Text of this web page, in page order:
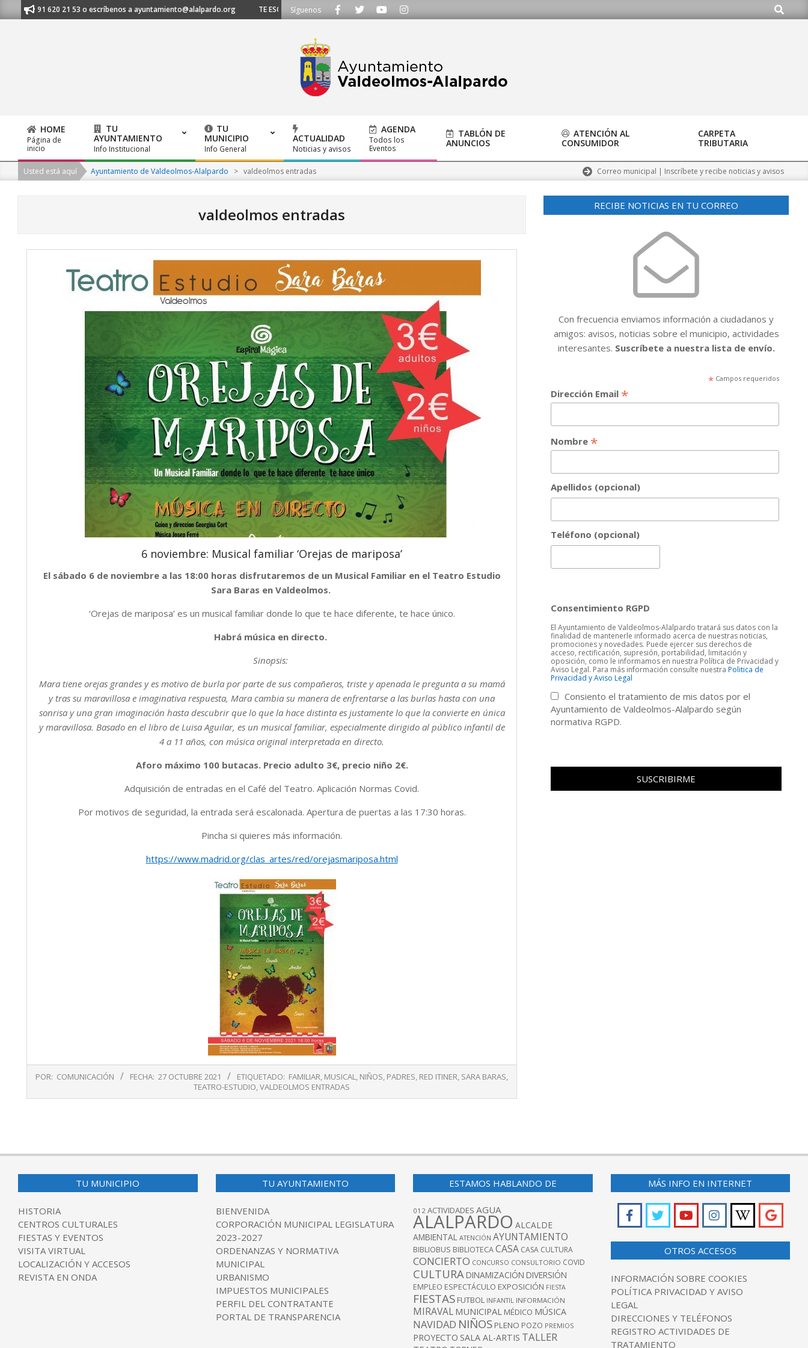
to
al 91 620 21 53 o escríbenos a ayuntamiento@alalpardo.org TE ESCUCHAMOS - Llámanos al 91 620 21 53 o escríbenos a ayuntamiento@alalpardo.org
Síguenos Buscar
Primary
Navigation
Menu
HOME
Página de
inicio
TU
AYUNTAMIENTO
Info Institucional
TU
MUNICIPIO
Info General
ACTUALIDAD
Noticias y avisos
AGENDA
Todos los
Eventos
TABLÓN DE
ANUNCIOS
ATENCIÓN AL
CONSUMIDOR
CARPETA
TRIBUTARIA
Usted está aquí Ayuntamiento de Valdeolmos-Alalpardo > valdeolmos entradas Correo municipal | Inscríbete y recibe noticias y avisos
valdeolmos entradas
6 noviembre: Musical familiar ‘Orejas de mariposa’
El sábado 6 de noviembre a las 18:00 horas disfrutaremos de un Musical Familiar en el Teatro Estudio
Sara Baras en Valdeolmos.
‘Orejas de mariposa’ es un musical familiar donde lo que te hace diferente, te hace único.
Habrá música en directo.
Sinopsis:
Mara tiene orejas grandes y es motivo de burla por parte de sus compañeros, triste y apenada le pregunta a su mamá
y tras su maravillosa e imaginativa respuesta, Mara cambia su manera de enfrentarse a las burlas hasta con una
sonrisa y una gran imaginación hasta descubrir que lo que la hace distinta es justamente lo que la convierte en única
y maravillosa. Basado en el libro de Luisa Aguilar, es un musical familiar, especialmente dirigido al público infantil de
4 a 11 años, con música original interpretada en directo.
Aforo máximo 100 butacas. Precio adulto 3€, precio niño 2€.
Adquisición de entradas en el Café del Teatro. Aplicación Normas Covid.
Por motivos de seguridad, la entrada será escalonada. Apertura de puertas a las 17:30 horas.
Pincha si quieres más información.
https://www.madrid.org/clas_artes/red/orejasmariposa.html
10-
27
POR: COMUNICACIÓN FECHA: 27 OCTUBRE 2021 ETIQUETADO: FAMILIAR, MUSICAL, NIÑOS, PADRES, RED ITINER, SARA BARAS,
TEATRO-ESTUDIO,VALDEOLMOS ENTRADAS
RECIBE NOTICIAS EN TU CORREO
Con frecuencia enviamos información a ciudadanos y
amigos: avisos, noticias sobre el municipio, actividades
interesantes. Suscríbete a nuestra lista de envío.
* Campos requeridos
Dirección Email *
Nombre *
Apellidos (opcional)
Teléfono (opcional)
Consentimiento RGPD
El Ayuntamiento de Valdeolmos-Alalpardo tratará sus datos con la
finalidad de mantenerle informado acerca de nuestras noticias,
promociones y novedades. Puede ejercer sus derechos de
acceso, rectificación, supresión, portabilidad, limitación y
oposición, como le informamos en nuestra Política de Privacidad y
Aviso Legal. Para más información consulte nuestraPolitica de
Privacidad y Aviso Legal
Consiento el tratamiento de mis datos por el
Ayuntamiento de Valdeolmos-Alalpardo según
normativa RGPD.
TU MUNICIPIO
HISTORIA
CENTROS CULTURALES
FIESTAS Y EVENTOS
VISITA VIRTUAL
LOCALIZACIÓN Y ACCESOS
REVISTA EN ONDA
TU AYUNTAMIENTO
BIENVENIDA
CORPORACIÓN MUNICIPAL LEGISLATURA
2023-2027
ORDENANZAS Y NORMATIVA
MUNICIPAL
URBANISMO
IMPUESTOS MUNICIPALES
PERFIL DEL CONTRATANTE
PORTAL DE TRANSPARENCIA
ESTAMOS HABLANDO DE
012 ACTIVIDADES AGUA
ALALPARDO ALCALDE
AMBIENTAL ATENCIÓN AYUNTAMIENTO
BIBLIOBUS BIBLIOTECACASA CASA CULTURA
CONCIERTO CONCURSO CONSULTORIO COVID
CULTURA DINAMIZACIÓN DIVERSIÓN
EMPLEO ESPECTÁCULO EXPOSICIÓN FIESTA
FIESTAS FUTBOL INFANTIL INFORMACIÓN
MIRAVAL MUNICIPAL MÉDICO MÚSICA
NAVIDAD NIÑOS PLENO POZO PREMIOS
PROYECTO SALA AL-ARTIS TALLER
MÁS INFO EN INTERNET
OTROS ACCESOS
INFORMACIÓN SOBRE COOKIES
POLÍTICA PRIVACIDAD Y AVISO
LEGAL
DIRECCIONES Y TELÉFONOS
REGISTRO ACTIVIDADES DE
TRATAMIENTO